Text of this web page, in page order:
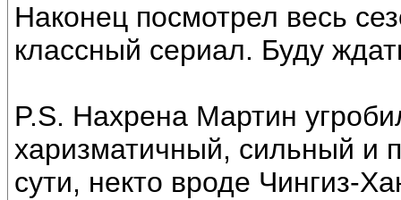
Наконец посмотрел весь
классный сериал. Буду
P.S. Нахрена Мартин
харизматичный, сильный и
сути, некто вроде Чингиз-